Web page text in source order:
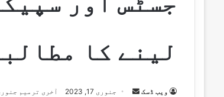
لینے کا
ویب ڈسک
Send جنوری 17, 2023 آخری ترمیم جنوری 17,